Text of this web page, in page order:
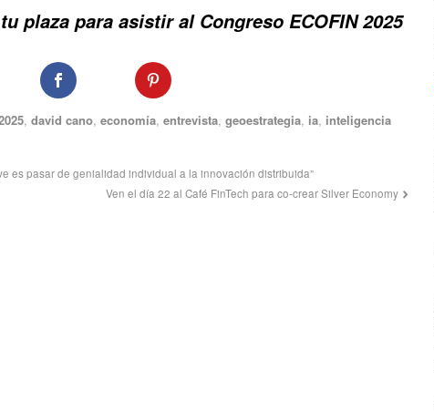
plaza para asistir al Congreso ECOFIN 2025
,david cano,economía,entrevista,geoestrategia, ia, inteligencia
es pasar de genialidad individual a la innovación distribuida”
Ven el día 22 al Café FinTech para co-crear Silver Economy